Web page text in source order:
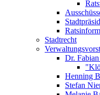
Stadtrecht
Dr.
Henning
Stefan